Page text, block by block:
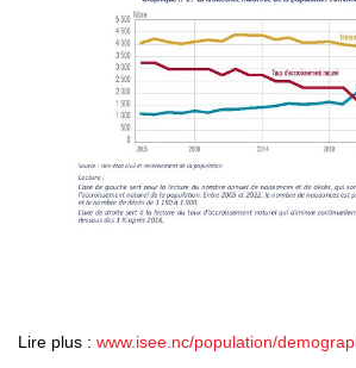
Lire plus : www.isee.nc/population/